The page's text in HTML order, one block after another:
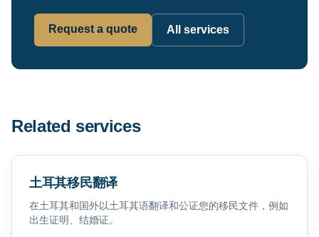
Request a quote All services
Related services
土耳其移民翻译
在土耳其和国外以土耳其语翻译和公证您的移民文件，例如
出生证明、结婚证。